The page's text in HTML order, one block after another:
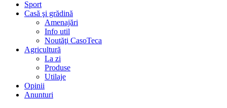
Sport
Casă şi grădină
Amenajări
Info util
Noutăţi CasoTeca
Agricultură
La zi
Produse
Utilaje
Opinii
Anunturi